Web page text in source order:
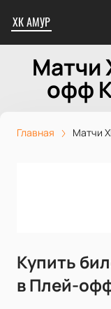
ХК АМУР
Матчи
офф
Главная Матчи
Купить
в Плей-